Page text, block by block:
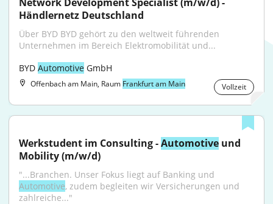
Händlernetz Deutschland
Über BYD BYD gehört zu den weltweit führenden
Unternehmen im Bereich Elektromobilität und...
BYD Automotive GmbH
Offenbach am Main, Raum Frankfurt am Main Vollzeit
Werkstudent im Consulting - Automotive und
Mobility (m/w/d)
Automotive, zudem begleiten wir Versicherungen und
zahlreiche..."